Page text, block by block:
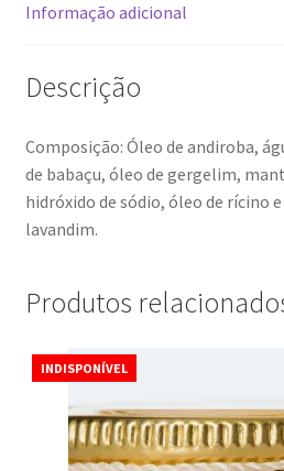
Informação adicional
Descrição
Composição: Óleo de andiroba,
de babaçu, óleo de gergelim,
hidróxido de sódio, óleo de rícino
lavandim.
Produtos
INDISPONÍVEL